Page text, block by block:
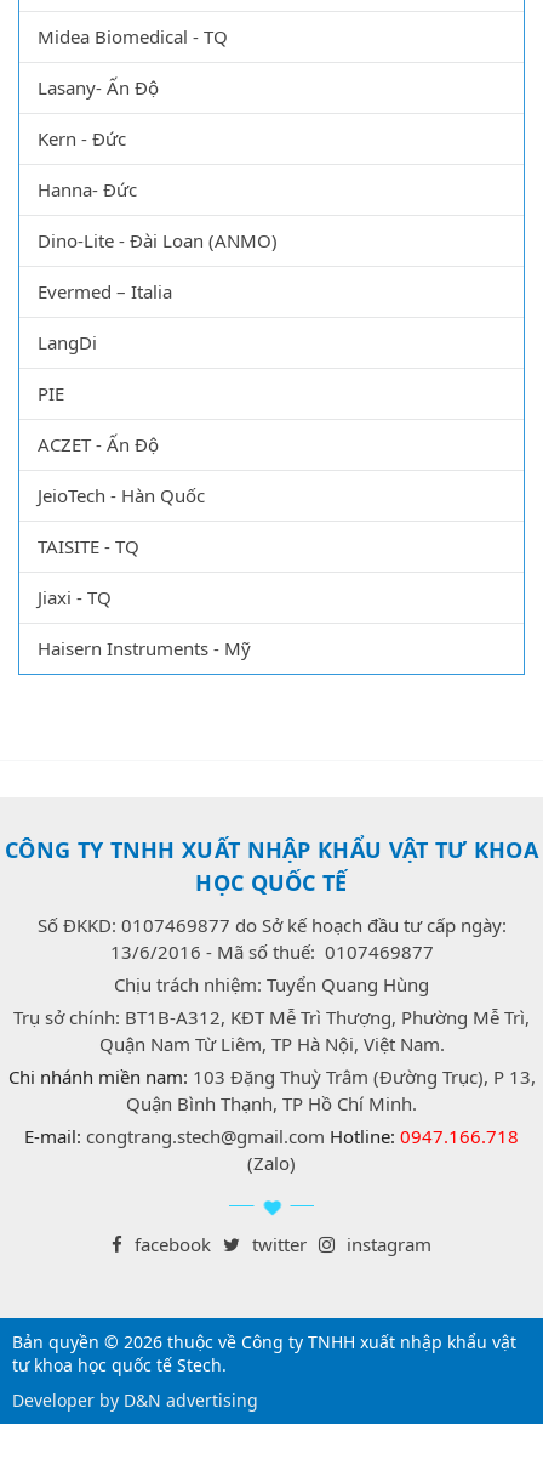
Midea Biomedical - TQ
Lasany- Ấn Độ
Kern - Đức
Hanna- Đức
Dino-Lite - Đài Loan (ANMO)
Evermed – Italia
LangDi
PIE
ACZET - Ấn Độ
JeioTech - Hàn Quốc
TAISITE - TQ
Jiaxi - TQ
Haisern Instruments - Mỹ
CÔNG TY TNHH XUẤT NHẬP KHẨU VẬT TƯ KHOA
HỌC QUỐC TẾ
Số ĐKKD: 0107469877 do Sở kế hoạch đầu tư cấp ngày:
13/6/2016 - Mã số thuế: 0107469877
Chịu trách nhiệm: Tuyển Quang Hùng
Trụ sở chính: BT1B-A312, KĐT Mễ Trì Thượng, Phường Mễ Trì,
Quận Nam Từ Liêm, TP Hà Nội, Việt Nam.
Chi nhánh miền nam: 103 Đặng Thuỳ Trâm (Đường Trục), P 13,
Quận Bình Thạnh, TP Hồ Chí Minh.
E-mail: congtrang.stech@gmail.com Hotline: 0947.166.718
(Zalo)
facebook twitter instagram
Bản quyền © 2026 thuộc về Công ty TNHH xuất nhập khẩu vật
tư khoa học quốc tế Stech.
Developer by D&N advertising